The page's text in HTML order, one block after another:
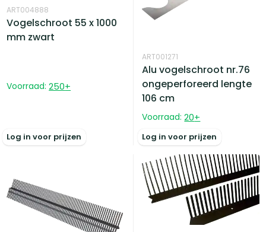
ART004888
Vogelschroot 55 x 1000
mm zwart
Voorraad: 250+
Log in voor prijzen
ART001271
Alu vogelschroot nr.76
ongeperforeerd lengte
106 cm
Voorraad: 20+
Log in voor prijzen